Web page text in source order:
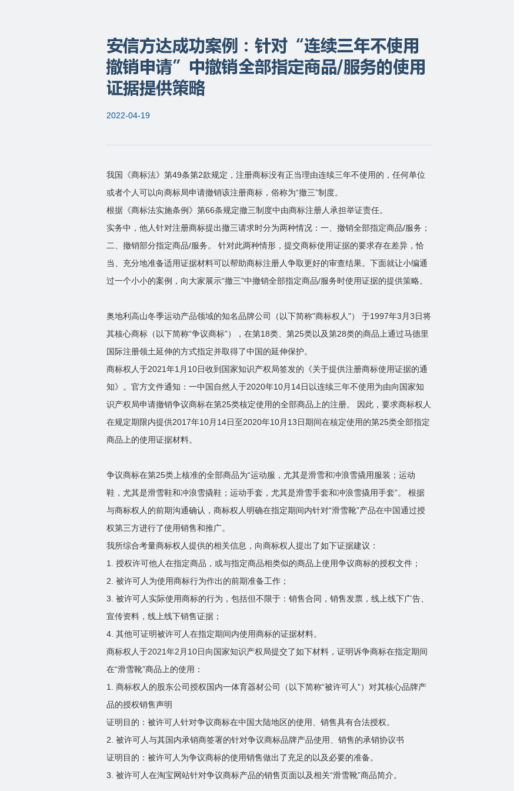
安信方达成功案例：针对“连续三年不使用
撤销申请”中撤销全部指定商品/服务的使用
证据提供策略
2022-04-19
我国《商标法》第49条第2款规定，注册商标没有正当理由连续三年不使用的，任何单位
或者个人可以向商标局申请撤销该注册商标，俗称为“撤三”制度。
根据《商标法实施条例》第66条规定撤三制度中由商标注册人承担举证责任。
实务中，他人针对注册商标提出撤三请求时分为两种情况：一、撤销全部指定商品/服务；
二、撤销部分指定商品/服务。 针对此两种情形，提交商标使用证据的要求存在差异，恰
当、充分地准备适用证据材料可以帮助商标注册人争取更好的审查结果。下面就让小编通
过一个小小的案例，向大家展示“撤三”中撤销全部指定商品/服务时使用证据的提供策略。
奥地利高山冬季运动产品领域的知名品牌公司（以下简称"商标权人"） 于1997年3月3日将
其核心商标（以下简称“争议商标”），在第18类、第25类以及第28类的商品上通过马德里
国际注册领土延伸的方式指定并取得了中国的延伸保护。
商标权人于2021年1月10日收到国家知识产权局签发的《关于提供注册商标使用证据的通
知》。官方文件通知：一中国自然人于2020年10月14日以连续三年不使用为由向国家知
识产权局申请撤销争议商标在第25类核定使用的全部商品上的注册。 因此，要求商标权人
在规定期限内提供2017年10月14日至2020年10月13日期间在核定使用的第25类全部指定
商品上的使用证据材料。
争议商标在第25类上核准的全部商品为“运动服，尤其是滑雪和冲浪雪撬用服装；运动
鞋，尤其是滑雪鞋和冲浪雪撬鞋；运动手套，尤其是滑雪手套和冲浪雪撬用手套”。 根据
与商标权人的前期沟通确认，商标权人明确在指定期间内针对“滑雪靴”产品在中国通过授
权第三方进行了使用销售和推广。
我所综合考量商标权人提供的相关信息，向商标权人提出了如下证据建议：
1. 授权许可他人在指定商品，或与指定商品相类似的商品上使用争议商标的授权文件；
2. 被许可人为使用商标行为作出的前期准备工作；
3. 被许可人实际使用商标的行为，包括但不限于：销售合同，销售发票，线上线下广告、
宣传资料，线上线下销售证据；
4. 其他可证明被许可人在指定期间内使用商标的证据材料。
商标权人于2021年2月10日向国家知识产权局提交了如下材料，证明诉争商标在指定期间
在“滑雪靴”商品上的使用：
1. 商标权人的股东公司授权国内一体育器材公司（以下简称“被许可人”）对其核心品牌产
品的授权销售声明
证明目的：被许可人针对争议商标在中国大陆地区的使用、销售具有合法授权。
2. 被许可人与其国内承销商签署的针对争议商标品牌产品使用、销售的承销协议书
证明目的：被许可人为争议商标的使用销售做出了充足的以及必要的准备。
3. 被许可人在淘宝网站针对争议商标产品的销售页面以及相关“滑雪靴”商品简介。